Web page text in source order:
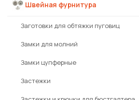
Швейная фурнитура
Заготовки для обтяжки пуговиц
Замки для молний
Замки цупферные
Застежки